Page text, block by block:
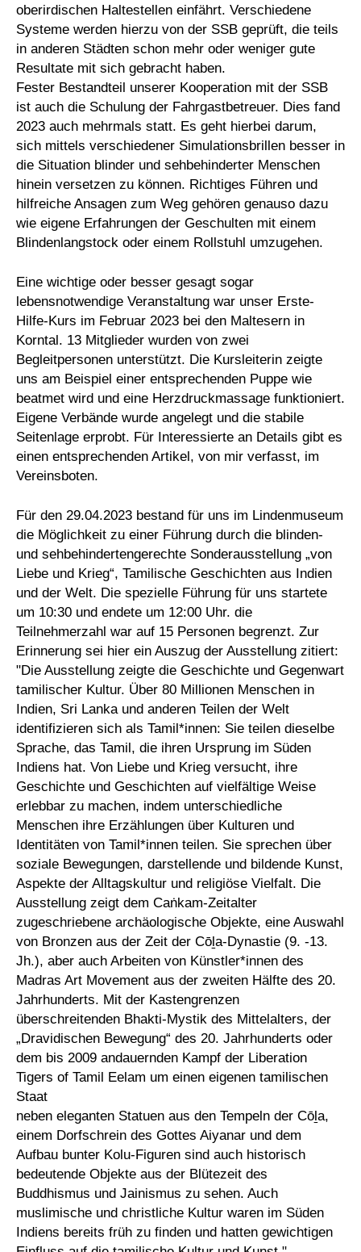
oberirdischen Haltestellen einfährt. Verschiedene
Systeme werden hierzu von der SSB geprüft, die teils
in anderen Städten schon mehr oder weniger gute
Resultate mit sich gebracht haben.
Fester Bestandteil unserer Kooperation mit der SSB
ist auch die Schulung der Fahrgastbetreuer. Dies fand
2023 auch mehrmals statt. Es geht hierbei darum,
sich mittels verschiedener Simulationsbrillen besser in
die Situation blinder und sehbehinderter Menschen
hinein versetzen zu können. Richtiges Führen und
hilfreiche Ansagen zum Weg gehören genauso dazu
wie eigene Erfahrungen der Geschulten mit einem
Blindenlangstock oder einem Rollstuhl umzugehen.
Eine wichtige oder besser gesagt sogar
lebensnotwendige Veranstaltung war unser Erste-
Hilfe-Kurs im Februar 2023 bei den Maltesern in
Korntal. 13 Mitglieder wurden von zwei
Begleitpersonen unterstützt. Die Kursleiterin zeigte
uns am Beispiel einer entsprechenden Puppe wie
beatmet wird und eine Herzdruckmassage funktioniert.
Eigene Verbände wurde angelegt und die stabile
Seitenlage erprobt. Für Interessierte an Details gibt es
einen entsprechenden Artikel, von mir verfasst, im
Vereinsboten.
Für den 29.04.2023 bestand für uns im Lindenmuseum
die Möglichkeit zu einer Führung durch die blinden-
und sehbehindertengerechte Sonderausstellung „von
Liebe und Krieg“, Tamilische Geschichten aus Indien
und der Welt. Die spezielle Führung für uns startete
um 10:30 und endete um 12:00 Uhr. die
Teilnehmerzahl war auf 15 Personen begrenzt. Zur
Erinnerung sei hier ein Auszug der Ausstellung zitiert:
"Die Ausstellung zeigte die Geschichte und Gegenwart
tamilischer Kultur. Über 80 Millionen Menschen in
Indien, Sri Lanka und anderen Teilen der Welt
identifizieren sich als Tamil*innen: Sie teilen dieselbe
Sprache, das Tamil, die ihren Ursprung im Süden
Indiens hat. Von Liebe und Krieg versucht, ihre
Geschichte und Geschichten auf vielfältige Weise
erlebbar zu machen, indem unterschiedliche
Menschen ihre Erzählungen über Kulturen und
Identitäten von Tamil*innen teilen. Sie sprechen über
soziale Bewegungen, darstellende und bildende Kunst,
Aspekte der Alltagskultur und religiöse Vielfalt. Die
Ausstellung zeigt dem Caṅkam-Zeitalter
zugeschriebene archäologische Objekte, eine Auswahl
von Bronzen aus der Zeit der Cōḻa-Dynastie (9. -13.
Jh.), aber auch Arbeiten von Künstler*innen des
Madras Art Movement aus der zweiten Hälfte des 20.
Jahrhunderts. Mit der Kastengrenzen
überschreitenden Bhakti-Mystik des Mittelalters, der
„Dravidischen Bewegung“ des 20. Jahrhunderts oder
dem bis 2009 andauernden Kampf der Liberation
Tigers of Tamil Eelam um einen eigenen tamilischen
Staat
neben eleganten Statuen aus den Tempeln der Cōḻa,
einem Dorfschrein des Gottes Aiyanar und dem
Aufbau bunter Kolu-Figuren sind auch historisch
bedeutende Objekte aus der Blütezeit des
Buddhismus und Jainismus zu sehen. Auch
muslimische und christliche Kultur waren im Süden
Indiens bereits früh zu finden und hatten gewichtigen